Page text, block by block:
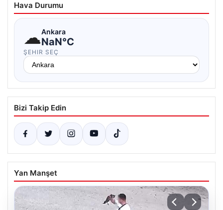
Hava Durumu
☁Ankara
NaN°C
ŞEHIR SEÇ
Bizi Takip Edin
Yan Manşet